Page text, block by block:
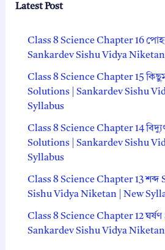
Latest Post
Class 8 Science Chapter 16
Sankardev Sishu Vidya
Class 8 Science Chapter 15
Solutions | Sankardev Sishu
Syllabus
Class 8 Science Chapter 14 বিদ্যুৎ
Solutions | Sankardev Sishu
Syllabus
Class 8 Science Chapter 13
Sishu Vidya Niketan | New
Class 8 Science Chapter 12 ঘর্ষণ
Sankardev Sishu Vidya